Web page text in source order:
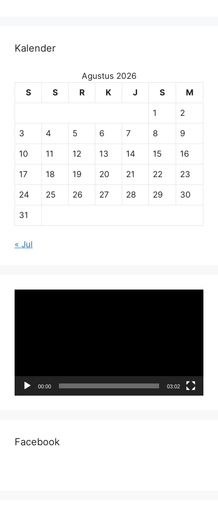
Kalender
Agustus 2026
S
S R K J S M
1 2
3 4 5 6 7 8 9
10 11 12 13 14 15 16
17 18 19 20 21 22 23
24 25 26 27 28 29 30
31
« Jul
00:00 03:02
Facebook